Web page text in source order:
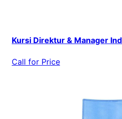
Kursi Direktur & Manager
Call for Price